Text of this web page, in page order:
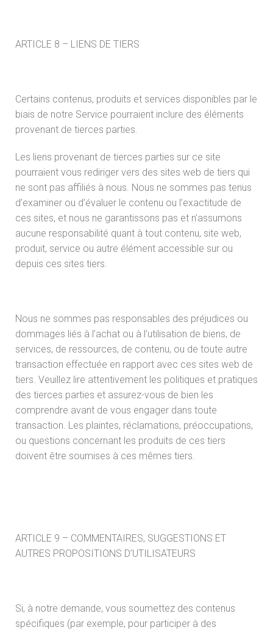
ARTICLE 8 – LIENS DE TIERS
Certains contenus, produits et services disponibles par le
biais de notre Service pourraient inclure des éléments
provenant de tierces parties.
Les liens provenant de tierces parties sur ce site
pourraient vous rediriger vers des sites web de tiers qui
ne sont pas affiliés à nous. Nous ne sommes pas tenus
d’examiner ou d’évaluer le contenu ou l’exactitude de
ces sites, et nous ne garantissons pas et n’assumons
aucune responsabilité quant à tout contenu, site web,
produit, service ou autre élément accessible sur ou
depuis ces sites tiers.
Nous ne sommes pas responsables des préjudices ou
dommages liés à l’achat ou à l’utilisation de biens, de
services, de ressources, de contenu, ou de toute autre
transaction effectuée en rapport avec ces sites web de
tiers. Veuillez lire attentivement les politiques et pratiques
des tierces parties et assurez-vous de bien les
comprendre avant de vous engager dans toute
transaction. Les plaintes, réclamations, préoccupations,
ou questions concernant les produits de ces tiers
doivent être soumises à ces mêmes tiers.
ARTICLE 9 – COMMENTAIRES, SUGGESTIONS ET
AUTRES PROPOSITIONS D’UTILISATEURS
Si, à notre demande, vous soumettez des contenus
spécifiques (par exemple, pour participer à des